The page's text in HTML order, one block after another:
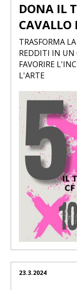
DONA IL
CAVALLO
TRASFORMA
REDDITI IN UN
FAVORIRE
L'ARTE
23.3.2024